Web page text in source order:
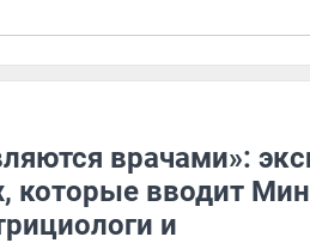
врачами»:
которые вводит
и